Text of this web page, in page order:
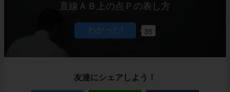
直線ＡＢ上の点Ｐの表し方
35
友達にシェアしよう！